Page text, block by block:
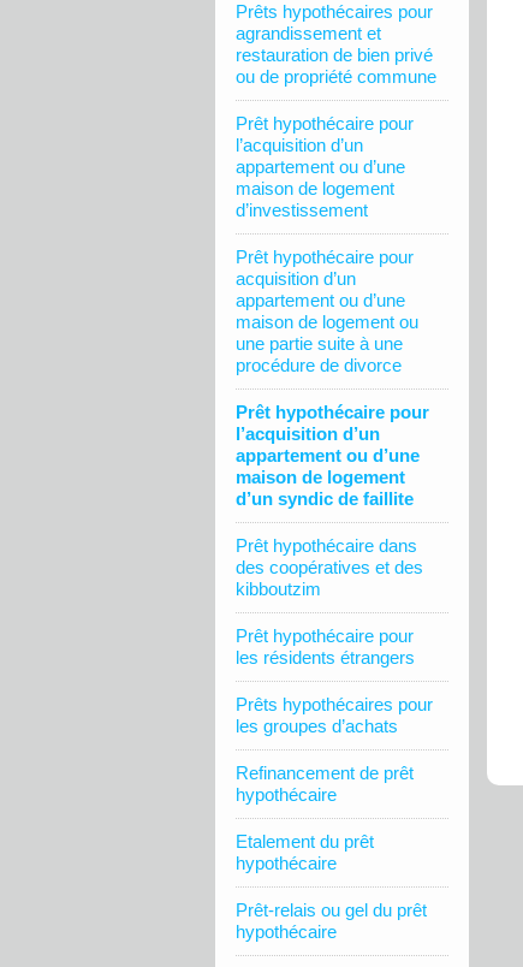
Prêts hypothécaires pour
agrandissement et
restauration de bien privé
ou de propriété commune
Prêt hypothécaire pour
l’acquisition d’un
appartement ou d’une
maison de logement
d’investissement
Prêt hypothécaire pour
acquisition d’un
appartement ou d’une
maison de logement ou
une partie suite à une
procédure de divorce
Prêt hypothécaire pour
l’acquisition d’un
appartement ou d’une
maison de logement
d’un syndic de faillite
Prêt hypothécaire dans
des coopératives et des
kibboutzim
Prêt hypothécaire pour
les résidents étrangers
Prêts hypothécaires pour
les groupes d’achats
Refinancement de prêt
hypothécaire
Etalement du prêt
hypothécaire
Prêt-relais ou gel du prêt
hypothécaire